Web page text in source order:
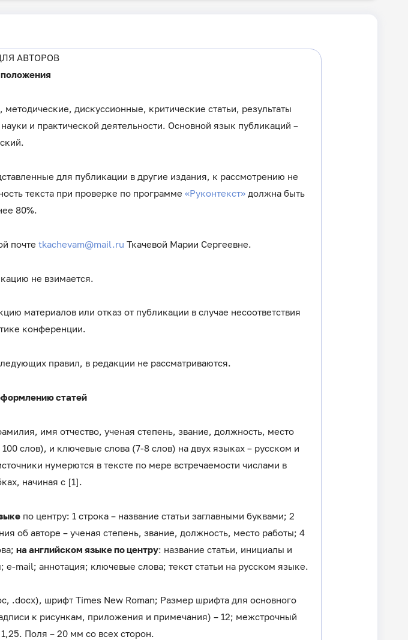
АВТОРОВ
дискуссионные, критические статьи, результаты
и практической деятельности. Основной язык публикаций –
для публикации в другие издания, к рассмотрению не
текста при проверке по программе«Руконтекст» должна быть
80%.
почте tkachevam@mail.ru Ткачевой Марии Сергеевне.
не взимается.
материалов или отказ от публикации в случае несоответствия
конференции.
правил, в редакции не рассматриваются.
статей
имя отчество, ученая степень, звание, должность, место
слов), и ключевые слова (7-8 слов) на двух языках – русском и
нумерются в тексте по мере встречаемости числами в
начиная с [1].
по центру: 1 строка – название статьи заглавными буквами; 2
об авторе – ученая степень, звание, должность, место работы; 4
на английском языке по центру: название статьи, инициалы и
mail; аннотация; ключевые слова; текст статьи на русском языке.
.docx), шрифт Times New Roman; Размер шрифта для основного
к рисункам, приложения и примечания) – 12; межстрочный
Поля – 20 мм со всех сторон.